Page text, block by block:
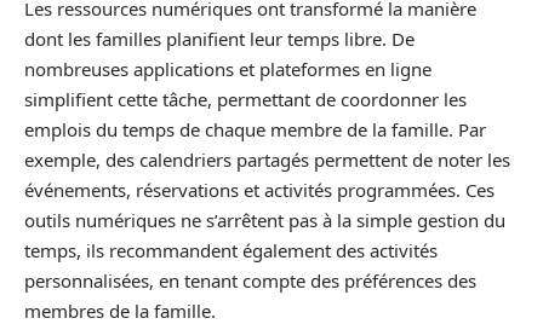
Les ressources numériques ont transformé la manière
dont les familles planifient leur temps libre. De
nombreuses applications et plateformes en ligne
simplifient cette tâche, permettant de coordonner les
emplois du temps de chaque membre de la famille. Par
exemple, des calendriers partagés permettent de noter les
événements, réservations et activités programmées. Ces
outils numériques ne s’arrêtent pas à la simple gestion du
temps, ils recommandent également des activités
personnalisées, en tenant compte des préférences des
membres de la famille.